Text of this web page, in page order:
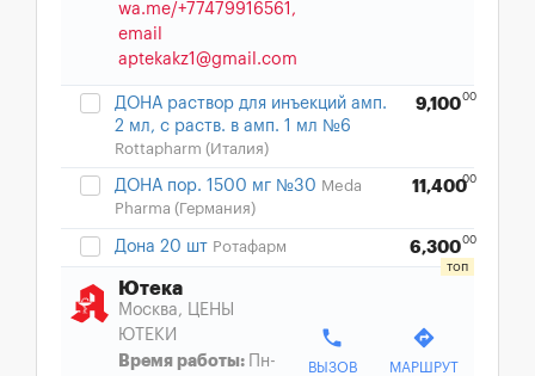
wa.me/+77479916561,
email
aptekakz1@gmail.com
ДОНА раствор для инъекций амп.
2 мл, с раств. в амп. 1 мл №6
Rottapharm (Италия)
9,10000
ДОНА пор. 1500 мг №30 Meda
Pharma (Германия)
11,40000
Дона 20 шт Ротафарм 6,30000
Ютека
Москва, ЦЕНЫ
ЮТЕКИ
Время работы:
Пн-
phone
ВЫЗОВ
directions
МАРШРУТ